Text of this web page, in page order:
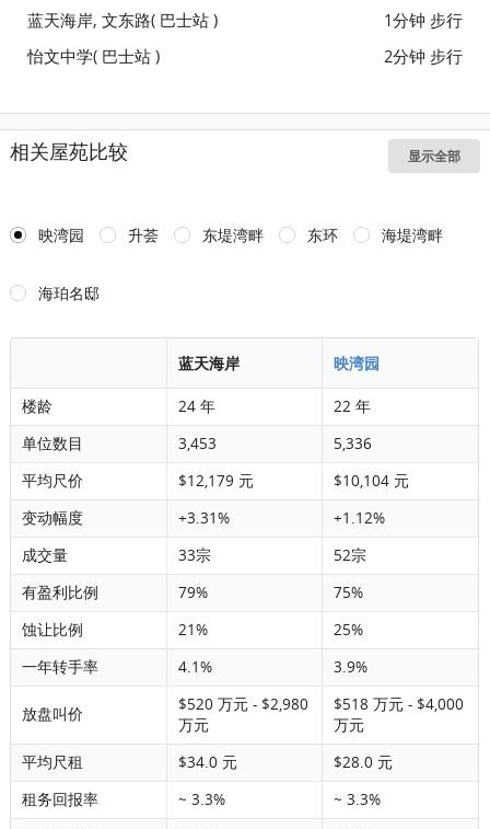
蓝天海岸, 文东路( 巴士站 )
1分钟 步行
怡文中学( 巴士站 )
2分钟 步行
相关屋苑比较 显示全部
映湾园 升荟 东堤湾畔 东环 海堤湾畔
海珀名邸
蓝天海岸 映湾园
楼龄 24 年
22 年
单位数目
3,453
5,336
平均尺价
$12,179 元
$10,104 元
变动幅度
+3.31%
+1.12%
成交量
33宗
52宗
有盈利比例
79%
75%
蚀让比例
21%
25%
一年转手率
4.1% 3.9%
放盘叫价
$520 万元 - $2,980
万元
$518 万元 - $4,000
万元
平均尺租
$34.0 元
$28.0 元
租务回报率
~ 3.3%
~ 3.3%